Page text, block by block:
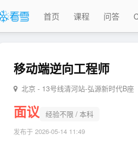
首页 课程 问答
移动端逆向工程师
北京 - 13号线清河站-弘源新时代B座
面议 经验不限 / 本科
发布于 2026-05-14 11:49